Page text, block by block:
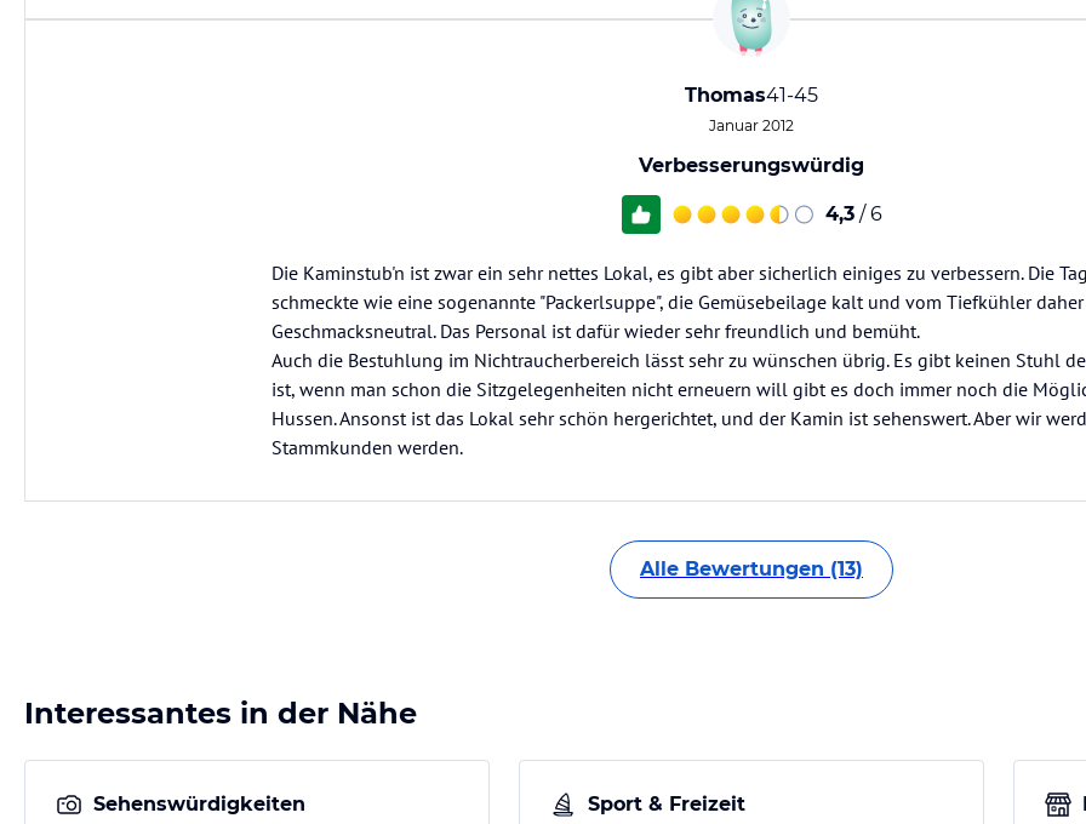
Thomas41-45
Januar 2012
Verbesserungswürdig
4,3 / 6
Die Kaminstub'n ist zwar ein sehr nettes Lokal, es gibt aber sicherlich einiges zu verbessern. Die
schmeckte wie eine sogenannte "Packerlsuppe", die Gemüsebeilage kalt und vom Tiefkühler
Geschmacksneutral. Das Personal ist dafür wieder sehr freundlich und bemüht.
Auch die Bestuhlung im Nichtraucherbereich lässt sehr zu wünschen übrig. Es gibt keinen Stuhl
ist, wenn man schon die Sitzgelegenheiten nicht erneuern will gibt es doch immer noch die
Hussen. Ansonst ist das Lokal sehr schön hergerichtet, und der Kamin ist sehenswert. Aber wir
Stammkunden werden.
Alle Bewertungen (13)
Interessantes in der Nähe
Sehenswürdigkeiten Sport & Freizeit